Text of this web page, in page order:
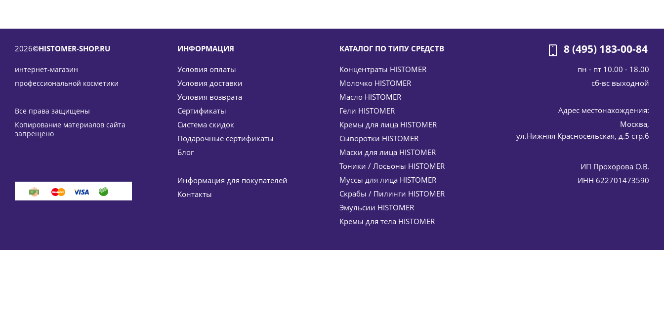
Ремоделирующий крем для тела с экзосомами Drain 02 Active Drone Reshape Fusion Cream HISTOMER (Хистомер) 200 мл
34 663руб. /шт
2026©HISTOMER-SHOP.RU
интернет-магазин
профессиональной косметики
Все права защищены
Копирование материалов сайта
запрещено
ИНФОРМАЦИЯ
Условия оплаты
Условия доставки
Условия возврата
Сертификаты
Система скидок
Подарочные сертификаты
Блог
Информация для покупателей
Контакты
КАТАЛОГ ПО ТИПУ СРЕДСТВ
Концентраты HISTOMER
Молочко HISTOMER
Масло HISTOMER
Гели HISTOMER
Кремы для лица HISTOMER
Сыворотки HISTOMER
Маски для лица HISTOMER
Тоники / Лосьоны HISTOMER
Муссы для лица HISTOMER
Скрабы / Пилинги HISTOMER
Эмульсии HISTOMER
Кремы для тела HISTOMER
8 (495) 183-00-84
пн - пт 10.00 - 18.00
cб-вс выходной
Адрес местонахождения:
Москва,
ул.Нижняя Красносельская, д.5 стр.6
ИП Прохорова О.В.
ИНН 622701473590